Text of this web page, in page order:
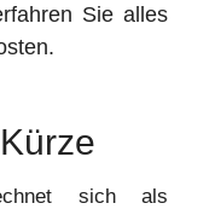
Sie alles
sich als